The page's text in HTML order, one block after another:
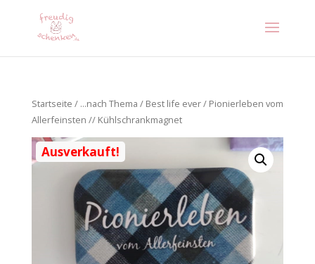
Startseite / ...nach Thema / Best life ever/ Pionierleben vom
Allerfeinsten // Kühlschrankmagnet
Ausverkauft!